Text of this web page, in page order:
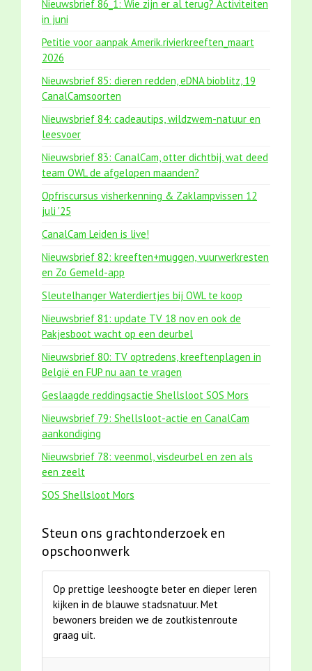
Nieuwsbrief 86_1: Wie zijn er al terug? Activiteiten
in juni
Petitie voor aanpak Amerik.rivierkreeften_maart
2026
Nieuwsbrief 85: dieren redden, eDNA bioblitz, 19
CanalCamsoorten
Nieuwsbrief 84: cadeautips, wildzwem-natuur en
leesvoer
Nieuwsbrief 83: CanalCam, otter dichtbij, wat deed
team OWL de afgelopen maanden?
Opfriscursus visherkenning & Zaklampvissen 12
juli '25
CanalCam Leiden is live!
Nieuwsbrief 82: kreeften+muggen, vuurwerkresten
en Zo Gemeld-app
Sleutelhanger Waterdiertjes bij OWL te koop
Nieuwsbrief 81: update TV 18 nov en ook de
Pakjesboot wacht op een deurbel
Nieuwsbrief 80: TV optredens, kreeftenplagen in
België en FUP nu aan te vragen
Geslaagde reddingsactie Shellsloot SOS Mors
Nieuwsbrief 79: Shellsloot-actie en CanalCam
aankondiging
Nieuwsbrief 78: veenmol, visdeurbel en zen als
een zeelt
SOS Shellsloot Mors
Steun ons grachtonderzoek en
opschoonwerk
Op prettige leeshoogte beter en dieper leren
kijken in de blauwe stadsnatuur. Met
bewoners breiden we de zoutkistenroute
graag uit.